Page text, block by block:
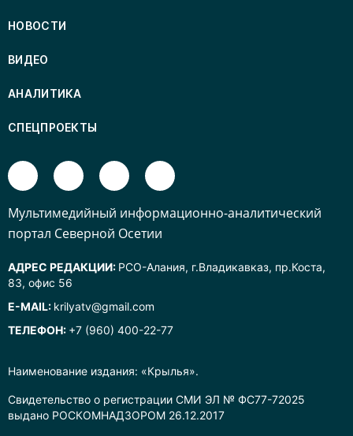
Наименование издания: «Крылья».
Свидетельство о регистрации СМИ ЭЛ № ФС77-72025
выдано РОСКОМНАДЗОРОМ 26.12.2017
НОВОСТИ
ВИДЕО
АНАЛИТИКА
СПЕЦПРОЕКТЫ
Mультимедийный информационно-аналитический
портал Северной Осетии
АДРЕС РЕДАКЦИИ: РСО-Алания, г.Владикавказ, пр.Коста,
83, офис 56
E-MAIL: krilyatv@gmail.com
ТЕЛЕФОН: +7 (960) 400-22-77